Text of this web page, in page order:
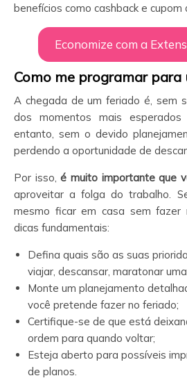
benefícios como cashback e cupom
Economize com a
Como me programar para
A chegada de um feriado é, sem
dos momentos mais
entanto, sem o devido
perdendo a oportunidade de
Por isso,é muito importante que
aproveitar a folga do trabalho.
mesmo ficar em casa sem fazer
dicas fundamentais:
Defina quais são as suas
viajar, descansar, maratonar
Monte um planejamento
você pretende fazer no feriado;
Certifique-se de que está
ordem para quando voltar;
Esteja aberto para possíveis
de planos.